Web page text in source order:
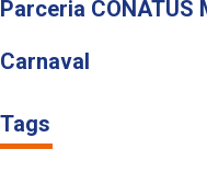
Parceria CONATUS
Carnaval
Tags